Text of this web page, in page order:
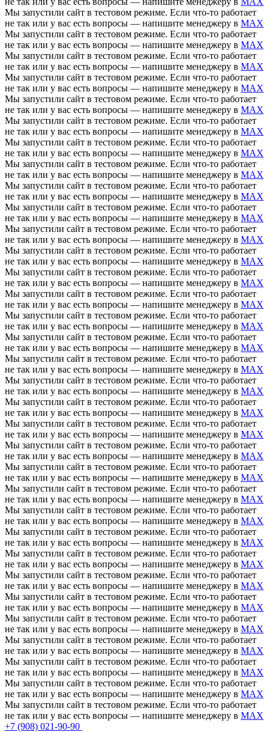
Мы запустили сайт в тестовом режиме. Если что-то работает
не так или у вас есть вопросы — напишите менеджеру в MAX
Мы запустили сайт в тестовом режиме. Если что-то работает
не так или у вас есть вопросы — напишите менеджеру в MAX
Мы запустили сайт в тестовом режиме. Если что-то работает
не так или у вас есть вопросы — напишите менеджеру в MAX
Мы запустили сайт в тестовом режиме. Если что-то работает
не так или у вас есть вопросы — напишите менеджеру в MAX
Мы запустили сайт в тестовом режиме. Если что-то работает
не так или у вас есть вопросы — напишите менеджеру в MAX
Мы запустили сайт в тестовом режиме. Если что-то работает
не так или у вас есть вопросы — напишите менеджеру в MAX
Мы запустили сайт в тестовом режиме. Если что-то работает
не так или у вас есть вопросы — напишите менеджеру в MAX
Мы запустили сайт в тестовом режиме. Если что-то работает
не так или у вас есть вопросы — напишите менеджеру в MAX
Мы запустили сайт в тестовом режиме. Если что-то работает
не так или у вас есть вопросы — напишите менеджеру в MAX
Мы запустили сайт в тестовом режиме. Если что-то работает
не так или у вас есть вопросы — напишите менеджеру в MAX
Мы запустили сайт в тестовом режиме. Если что-то работает
не так или у вас есть вопросы — напишите менеджеру в MAX
Мы запустили сайт в тестовом режиме. Если что-то работает
не так или у вас есть вопросы — напишите менеджеру в MAX
Мы запустили сайт в тестовом режиме. Если что-то работает
не так или у вас есть вопросы — напишите менеджеру в MAX
Мы запустили сайт в тестовом режиме. Если что-то работает
не так или у вас есть вопросы — напишите менеджеру в MAX
Мы запустили сайт в тестовом режиме. Если что-то работает
не так или у вас есть вопросы — напишите менеджеру в MAX
Мы запустили сайт в тестовом режиме. Если что-то работает
не так или у вас есть вопросы — напишите менеджеру в MAX
Мы запустили сайт в тестовом режиме. Если что-то работает
не так или у вас есть вопросы — напишите менеджеру в MAX
Мы запустили сайт в тестовом режиме. Если что-то работает
не так или у вас есть вопросы — напишите менеджеру в MAX
Мы запустили сайт в тестовом режиме. Если что-то работает
не так или у вас есть вопросы — напишите менеджеру в MAX
Мы запустили сайт в тестовом режиме. Если что-то работает
не так или у вас есть вопросы — напишите менеджеру в MAX
Мы запустили сайт в тестовом режиме. Если что-то работает
не так или у вас есть вопросы — напишите менеджеру в MAX
Мы запустили сайт в тестовом режиме. Если что-то работает
не так или у вас есть вопросы — напишите менеджеру в MAX
Мы запустили сайт в тестовом режиме. Если что-то работает
не так или у вас есть вопросы — напишите менеджеру в MAX
Мы запустили сайт в тестовом режиме. Если что-то работает
не так или у вас есть вопросы — напишите менеджеру в MAX
Мы запустили сайт в тестовом режиме. Если что-то работает
не так или у вас есть вопросы — напишите менеджеру в MAX
Мы запустили сайт в тестовом режиме. Если что-то работает
не так или у вас есть вопросы — напишите менеджеру в MAX
Мы запустили сайт в тестовом режиме. Если что-то работает
не так или у вас есть вопросы — напишите менеджеру в MAX
Мы запустили сайт в тестовом режиме. Если что-то работает
не так или у вас есть вопросы — напишите менеджеру в MAX
Мы запустили сайт в тестовом режиме. Если что-то работает
не так или у вас есть вопросы — напишите менеджеру в MAX
Мы запустили сайт в тестовом режиме. Если что-то работает
не так или у вас есть вопросы — напишите менеджеру в MAX
Мы запустили сайт в тестовом режиме. Если что-то работает
не так или у вас есть вопросы — напишите менеджеру в MAX
Мы запустили сайт в тестовом режиме. Если что-то работает
не так или у вас есть вопросы — напишите менеджеру в MAX
Мы запустили сайт в тестовом режиме. Если что-то работает
не так или у вас есть вопросы — напишите менеджеру в MAX
+7 (908) 021-90-90